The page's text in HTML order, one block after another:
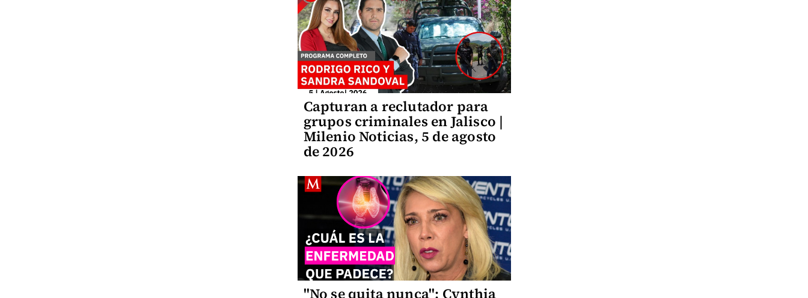
Capturan a reclutador para
grupos criminales en Jalisco |
Milenio Noticias, 5 de agosto
de 2026
"No se quita nunca": Cynthia